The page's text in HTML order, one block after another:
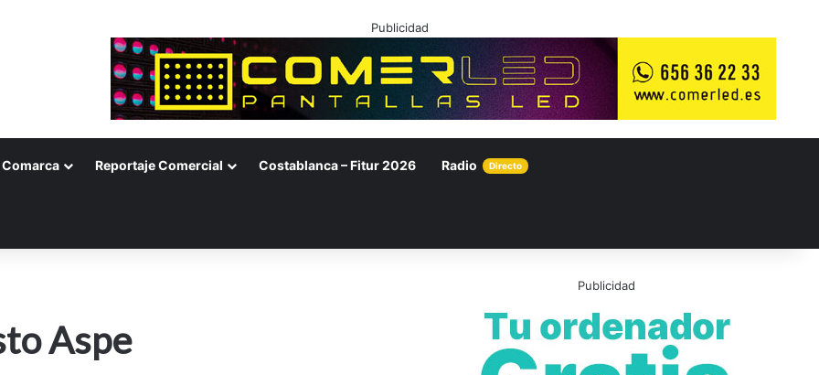
Publicidad
Comarca Reportaje Comercial Costablanca – Fitur 2026 Radio Directo
Aspe
Publicidad